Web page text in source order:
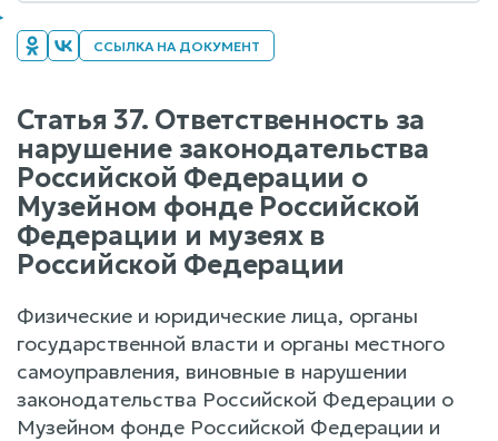
ССЫЛКА НА ДОКУМЕНТ
Статья 37. Ответственность за
нарушение законодательства
Российской Федерации о
Музейном фонде Российской
Федерации и музеях в
Российской Федерации
Физические и юридические лица, органы
государственной власти и органы местного
самоуправления, виновные в нарушении
законодательства Российской Федерации о
Музейном фонде Российской Федерации и